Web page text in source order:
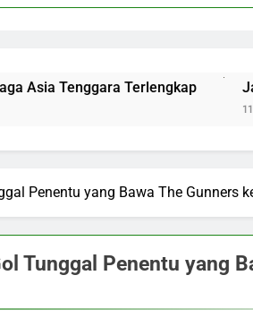
Terlengkap Jalalive
11 Hours Ago
Penentu yang Bawa The Gunners
Tunggal Penentu yang